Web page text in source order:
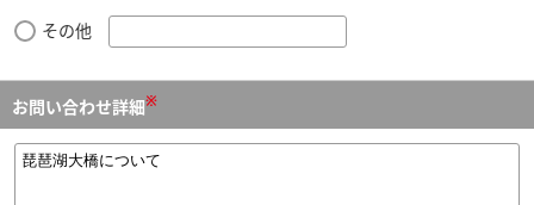
その他
お問い合わせ詳細※